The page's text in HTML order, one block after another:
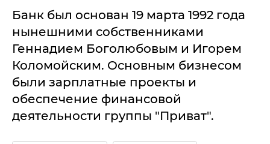
Банк был основан 19 марта 1992 года
нынешними собственниками
Геннадием Боголюбовым и Игорем
Коломойским. Основным бизнесом
были зарплатные проекты и
обеспечение финансовой
деятельности группы "Приват".